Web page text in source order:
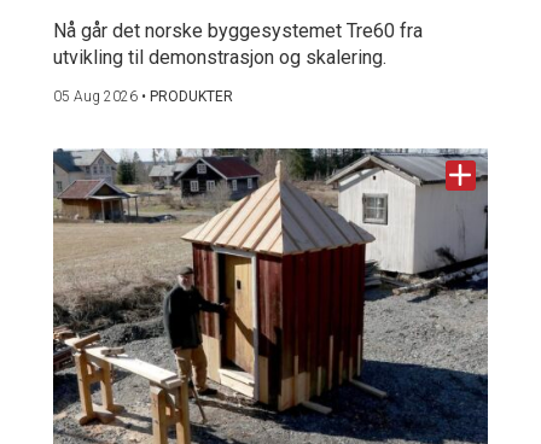
Nå går det norske byggesystemet Tre60 fra
utvikling til demonstrasjon og skalering.
05 Aug 2026 • PRODUKTER